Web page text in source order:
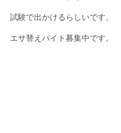
試験で出かけるらしいです。
エサ替えバイト募集中です。